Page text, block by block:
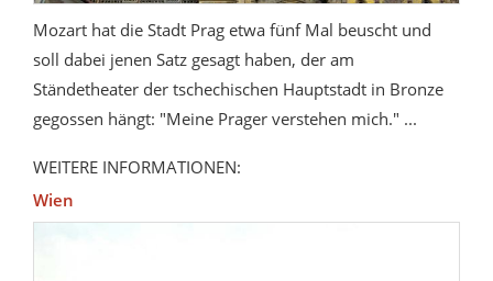
Mozart hat die Stadt Prag etwa fünf Mal beuscht und
soll dabei jenen Satz gesagt haben, der am
Ständetheater der tschechischen Hauptstadt in Bronze
gegossen hängt: "Meine Prager verstehen mich." ...
WEITERE INFORMATIONEN:
Wien